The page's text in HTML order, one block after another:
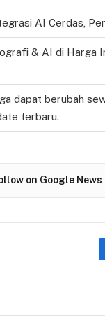
AI Cerdas,
& AI di Harga
dapat berubah
terbaru.
on Google News